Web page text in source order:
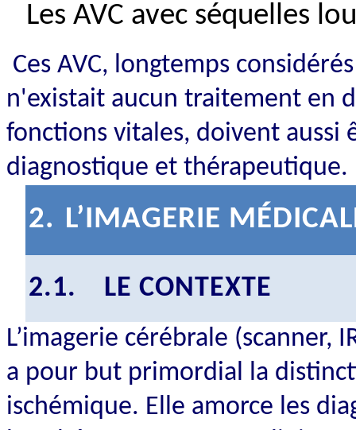
Les AVC avec séquelles
Ces AVC, longtemps
n'existait aucun traitement en
fonctions vitales, doivent aussi
diagnostique et thérapeutique.
2. L’IMAGERIE
2.1. LE CONTEXTE
L’imagerie cérébrale (scanner,
a pour but primordial la
ischémique. Elle amorce les